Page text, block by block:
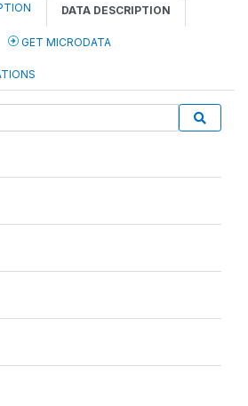
DATA DESCRIPTION
GET MICRODATA